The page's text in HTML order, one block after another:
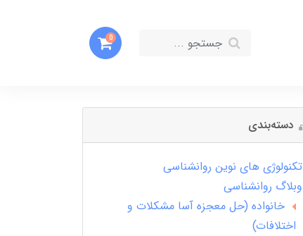
0
دسته‌بندی
تکنولوژی های نوین روانشناسی
وبلاگ روانشناسی
خانواده (حل معجزه آسا مشکلات و
اختلافات)